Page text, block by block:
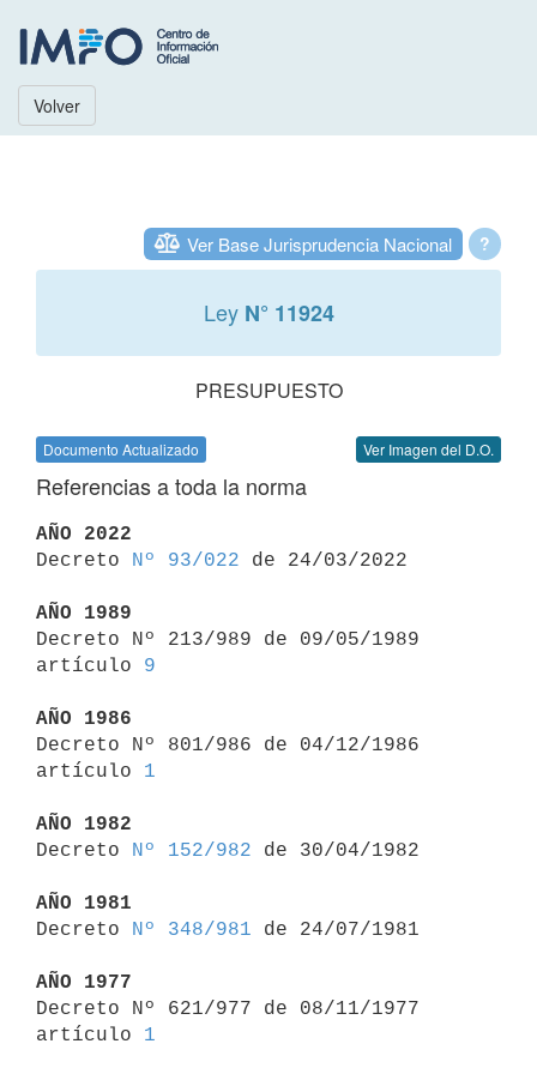
Volver
?
Ver Base Jurisprudencia Nacional
Ley N° 11924
PRESUPUESTO
Documento Actualizado Ver Imagen del D.O.
Referencias a toda la norma
AÑO 2022
Decreto
Nº 93/022 de 24/03/2022
AÑO 1989
Decreto Nº 213/989 de 09/05/1989
artículo 9
AÑO 1986
Decreto Nº 801/986 de 04/12/1986
artículo 1
AÑO 1982
Decreto
Nº 152/982 de 30/04/1982
AÑO 1981
Decreto
Nº 348/981 de 24/07/1981
AÑO 1977
Decreto Nº 621/977 de 08/11/1977
artículo 1